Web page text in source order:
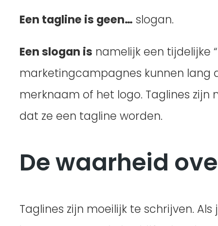
Een tagline is geen… slogan.
Een slogan is namelijk een tijdelijke
marketingcampagnes kunnen lang
merknaam of het logo. Taglines
dat ze een tagline worden.
De waarheid
Taglines zijn moeilijk te schrijven.